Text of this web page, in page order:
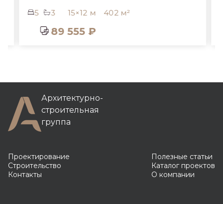
5 3 15×12 м 402 м²
89 555 ₽
Архитектурно-
строительная
группа
Проектирование
Строительство
Контакты
Полезные статьи
Каталог проектов
О компании